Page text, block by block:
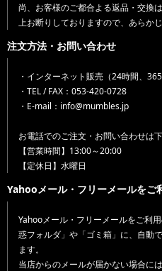
尚、お客様のご都合よる返品・交換
上お断りしておりますので、あらか
注文方法・お問い合わせ
・インターネット販売（24時間、365
・TEL / FAX：053-420-0728
・E-mail：info@mumbles.jp
お電話でのご注文・お問い合わせは
【営業時間】13:00～20:00
【定休日】水曜日
Yahooメール・フリーメールをご
Yahooメール・フリーメールをご利
惑フォルダ」や「ゴミ箱」に、自動
ます。
当店からのメールが届かない場合に